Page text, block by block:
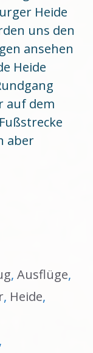
Heide
uns den
ansehen
Heide
auf dem
aber
, Ausflüge,
, Heide,
,